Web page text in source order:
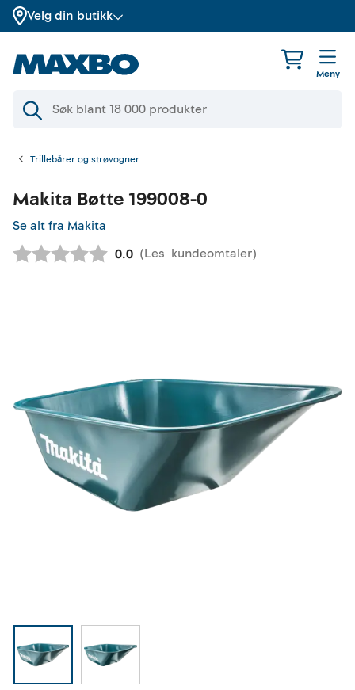
Velg din butikk
Meny
Trillebårer og strøvogner
Makita Bøtte 199008-0
Se alt fra Makita
Gjennomsnittskarakter:
0.0 (Les kundeomtaler)